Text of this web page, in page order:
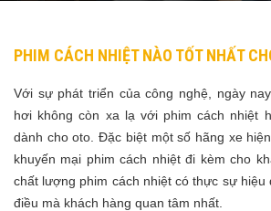
PHIM CÁCH NHIỆT NÀO TỐT NHẤT
Với sự phát triển của công nghệ, ngày
hơi không còn xa lạ với phim cách nhiệt
dành cho oto. Đặc biệt một số hãng xe
khuyến mại phim cách nhiệt đi kèm cho
chất lượng phim cách nhiệt có thực sự hiệu
điều mà khách hàng quan tâm nhất.